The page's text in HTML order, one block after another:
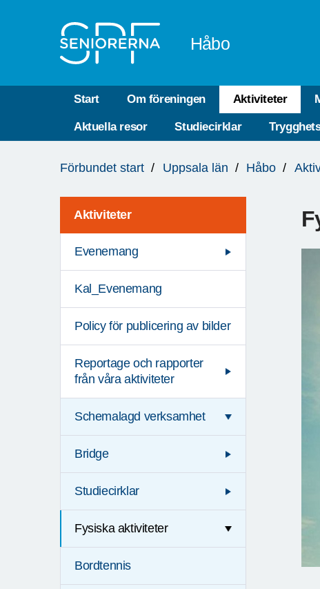
Håbo
Start Om föreningen Aktiviteter
Aktuella resor Studiecirklar
är
Förbundet start Uppsala län Håbo
Aktiviteter
Evenemang
Kal_Evenemang
Policy för publicering av bilder
Reportage och rapporter
från våra aktiviteter
Schemalagd verksamhet
Bridge
Studiecirklar
Fysiska aktiviteter
Bordtennis